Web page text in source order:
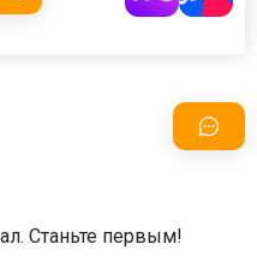
Станьте первым!